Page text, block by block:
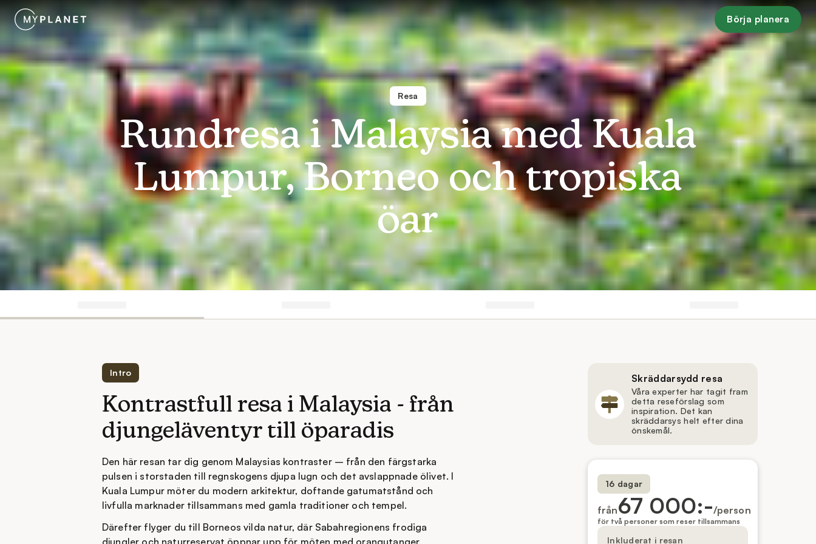
Börja planera
Resa
Rundresa i Malaysia med Kuala
Lumpur, Borneo och tropiska
öar
Intro
Kontrastfull resa i Malaysia - från
djungeläventyr till öparadis
Den här resan tar dig genom Malaysias kontraster – från den färgstarka
pulsen i storstaden till regnskogens djupa lugn och det avslappnade ölivet. I
Kuala Lumpur möter du modern arkitektur, doftande gatumatstånd och
livfulla marknader tillsammans med gamla traditioner och tempel.
Därefter flyger du till Borneos vilda natur, där Sabahregionens frodiga
djungler och naturreservat öppnar upp för möten med orangutanger,
Skräddarsydd resa
Våra experter har tagit fram
detta reseförslag som
inspiration. Det kan
skräddarsys helt efter dina
önskemål.
16 dagar
från67 000:-/person
för två personer som reser tillsammans
Inkluderat i resan